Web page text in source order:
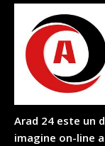
Arad 24 este un
imagine on-line